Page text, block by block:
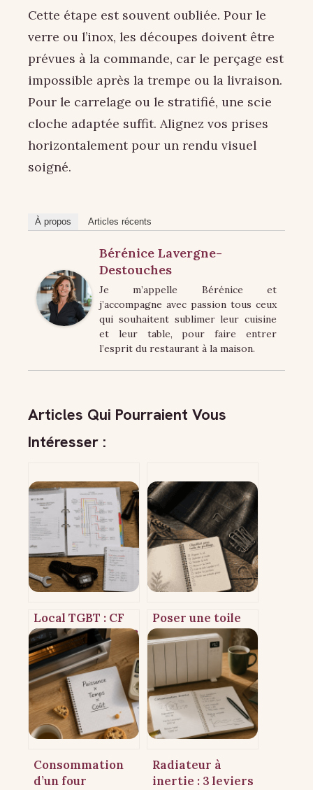
Cette étape est souvent oubliée. Pour le
verre ou l’inox, les découpes doivent être
prévues à la commande, car le perçage est
impossible après la trempe ou la livraison.
Pour le carrelage ou le stratifié, une scie
cloche adaptée suffit. Alignez vos prises
horizontalement pour un rendu visuel
soigné.
À propos Articles récents
Bérénice Lavergne-
Destouches
Je m’appelle Bérénice et
j’accompagne avec passion tous ceux
qui souhaitent sublimer leur cuisine
et leur table, pour faire entrer
l’esprit du restaurant à la maison.
Articles Qui Pourraient Vous
Intéresser :
Local TGBT : CF
1h ou CF 2h ? Les 2
critères pour
choisir le bon
degré
d’isolement
Poser une toile
de paillage : 4
étapes clés,
ancrage renforcé
et
chevauchement
optimal pour un
jardin propre
Consommation
d’un four
Radiateur à
inertie : 3 leviers